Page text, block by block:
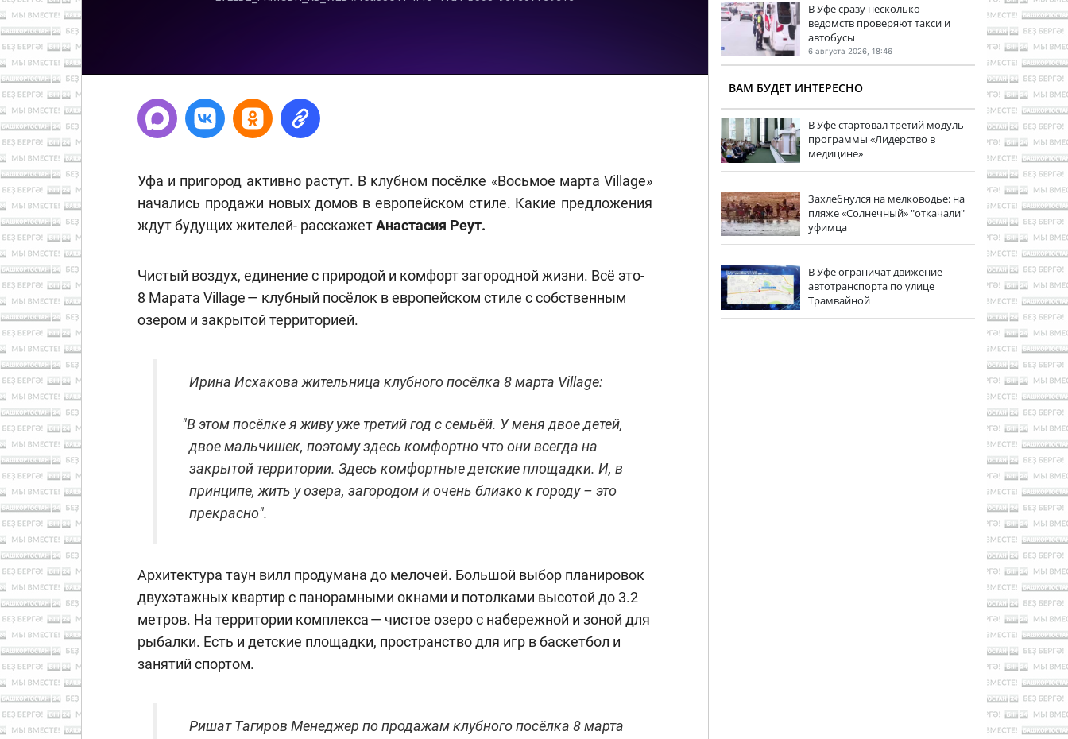
Уфа и пригород активно растут. В клубном посёлке «Восьмое марта Village»
начались продажи новых домов в европейском стиле. Какие предложения
ждут будущих жителей- расскажетАнастасия Реут.
Чистый воздух, единение с природой и комфорт загородной жизни. Всё это-
8 Марата Village — клубный посёлок в европейском стиле с собственным
озером и закрытой территорией.
Ирина Исхакова жительница клубного посёлка 8 марта Village:
"В этом посёлке я живу уже третий год с семьёй. У меня двое детей,
двое мальчишек, поэтому здесь комфортно что они всегда на
закрытой территории. Здесь комфортные детские площадки. И, в
принципе, жить у озера, загородом и очень близко к городу – это
прекрасно".
Архитектура таун вилл продумана до мелочей. Большой выбор планировок
двухэтажных квартир с панорамными окнами и потолками высотой до 3.2
метров. На территории комплекса — чистое озеро с набережной и зоной для
рыбалки. Есть и детские площадки, пространство для игр в баскетбол и
занятий спортом.
Ришат Тагиров Менеджер по продажам клубного посёлка 8 марта
В Уфе сразу несколько
ведомств проверяют такси и
автобусы
6 августа 2026, 18:46
ВАМ БУДЕТ ИНТЕРЕСНО
В Уфе стартовал третий модуль
программы «Лидерство в
медицине»
Захлебнулся на мелководье: на
пляже «Солнечный» "откачали"
уфимца
В Уфе ограничат движение
автотранспорта по улице
Трамвайной